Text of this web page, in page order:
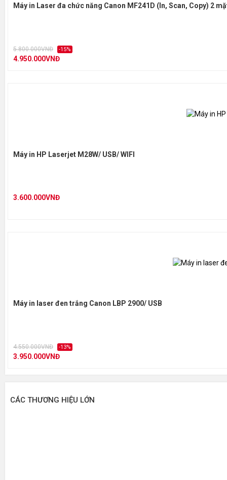
Máy in Laser đa chức năng Canon MF241D (In, Scan, Copy) 2
5.800.000VNĐ -15%
4.950.000VNĐ
Máy in HP Laserjet M28W/ USB/ WIFI
3.600.000VNĐ
Máy in laser đen trắng Canon LBP 2900/ USB
4.550.000VNĐ -13%
3.950.000VNĐ
CÁC THƯƠNG HIỆU LỚN